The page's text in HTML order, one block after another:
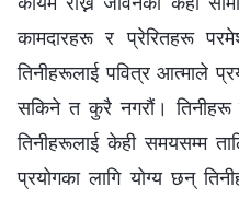
कामदारहरू र प्रेरितहरू
तिनीहरूलाई पवित्र आत्माले
सकिने त कुरै नगरौं। तिनीहरू
तिनीहरूलाई केही समयसम्म
प्रयोगका लागि योग्य छन्